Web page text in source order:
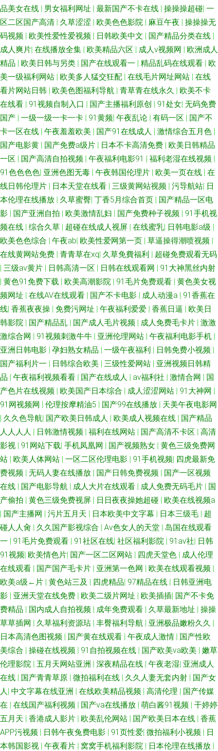
青青草 白丝足交视频网站 四虎成人伦理 一本道免费视频 日韩无码肏逼电影
国产肏屄中文 成人国产黄在线看 国产精品精品久久 成人四区 日韩精品四区
麻豆白丝抠逼 东方av四虎 久久草草热国产 午夜诱惑老司机 91熟女首页 香蕉
豆花在线看 超碰成人网 亚洲黄色黄色网址 肏屄视频电影 国产人妖ts伪娘 日
韩精品电影 91网站链接 91AU视频 黄色A片网址 91草视频 97爱涩涩 久久av
影院 东京热AV影院 性爱午夜免费剧场 日韩美123视频 AA福利影院 另类极品
五五分 AV在线资源导航 人人艹超碰在线 肏屄大神 日本色情 91熊猫tv网页
九九一网站 女优天堂在线 久久午夜无码码 日本啪啪视频 91大神网站 久草社
区在线 久草美女视频 日韩毛片网 天天日b夜夜爽 日韩毛片网站 日本成人A片
网址 www91白丝 www91蘑菇 福利A片 欧美有码一区二区 激情欧美偷拍网
91试香蕉视频 欧美AⅤ综合观看 无码高清h网站 久久色窝窝 91豆花成人片 日
本淫乱人妻 国产色片影音先锋 午夜色被窝 日韩精品欧美乱 美女红杏网站 黄
色视频日皮软件 超碰男人 亚洲91网站 91国标精品 99桃色色首页 日韩肏逼
片网站 wwwav在 AV在线资源站 天天操成人一区 韩国激情视频网站 亚洲最
大天堂观看 欧美欧美欧美欧美 www99热 AV韩日 老司机黄色A片 成人av老司
机 91白丝在线观看 东方成人AV无码 伊人婷婷大香蕉 无码爆乳久久 超碰97
精品乱 91熟女丝袜福利 人妖成人网 福利社八区九区 五月天综合网 亚洲限制
级AV 91夫妻网 亚洲天堂免费视频 人妻三级片av 日本免费A∨ 伊人91社 美女
黄com 尤物午夜福利在线 超碰免费在线播放 九九热这里只有精 成人免费观
看大全 www抠逼 欧日美视频在 超碰97精品在线 91黑丝精品美女 97青娱乐
97婷婷五月天 狠狠撸天天艹 久草资源视频 亚洲乱轮小说网站 久久婷婷视频
小说 97青青草超碰 影音先锋白嫩丰腴 91色色网址 超碰在线人人看 亚洲成人
淫网站 91午夜色色 成人午夜福利av wwwwww欧美 超碰92探花 午夜天堂精
品区 国产精品九九 三级片网av 九一福利社 免费观看黄色电影 人妻91 人妻
激情另类 91精液国产视频 51偷拍视频 欧美情色图文 亚洲第五页色图 色五月
97 日韩伦理片二区 日本伪娘自慰射精 www99热 国产精品大香蕉 欧美爽入
天天干天天在 大香蕉A√ 亚洲97涩色 韩国福利电影网 操逼久久www 日本成a
影院 97超啪碰啪啪 欧美日韩色图 日韩欧美黄色 在线91免费观看 豆花自拍网
站 91国内在线视频 亚洲福利影院 婷婷综合伊人一区 日日夜夜青青草 人妻第
品美女在线 | 男女福利网址 | 最新国产不卡在线 | 操操操超碰| 一
区二区国产高清 | 久草涩涩 | 欧美色色影院 | 麻豆午夜 | 操操操无
码视频 | 欧美性爱性爱视频 | 日韩欧美中文 | 国产精品分类在线 |
成人爽片| 在线播放全集 | 欧美精品六区 | 成人v视频网 | 欧洲成人
精品 | 欧美日韩与另类 | 国产在线观看一 | 精品乱码在线观看 | 欧
美一级福利网站 | 欧美多人猛交狂配 | 在线毛片网址网站 | 在线
看片网站日韩 | 欧美色图福利导航 | 青草青在线永久 | 欧美不卡
在线看 | 91视频自制入口 | 国产主播福利原创 | 91处女| 无码免费
国产 | 一级一级一卡一卡 | 91黄频| 午夜乱论 | 有码一区 | 国产不
卡一区在线 | 午夜羞羞欧美 | 国产91在线成人 | 激情综合五月色 |
国产电影黄 | 国产免费a级片 | 日本不卡高清免费 | 欧美日韩精品
一区 | 国产高清自拍视频 | 午夜福利电影91 | 福利老湿在线视频 |
91色色色色| 亚洲色图无毒 | 午夜韩国伦理片 | 欧美一页在线 | 在
线日韩伦理片 | 日本天堂在线看 | 三级黄网站视频 | 污导航站| 日
本伦理在线播放 | 久草蜜臀| 丁香5月综合首页 | 国产精品一区电
影 | 国产亚洲自拍 | 欧美激情乱妇 | 国产免费种子视频 | 91手机视
频在线 | 综合久草 | 超碰在线成人视屏 | 在线蜜乳| 日韩电影a级 |
欧美色色综合 | 午夜ab| 欧美性爱网第一页 | 草逼操得潮喷视频 |
在线黄网站免费 | 青青草在xq| 久草免費福利 | 超碰免费观看无码
| 三级av黄片 | 日韩高清一区 | 日韩在线观看网 | 91大神黑丝内射
| 黄色91免费下载 | 欧美高潮影院 | 91毛片免费观看 | 黄色美女视
频网址 | 在线AV在线观看 | 国产不卡电影 | 成人动漫a | 91香蕉在
线| 香蕉夜夜操 | 免费污网址 | 午夜福利爱爱 | 香蕉日逼 | 欧美日
韩影院 | 国产精品乱 | 国产成人毛片视频 | 成人免费毛卡片 | 激激
激综合网 | 91视频刺激牛牛 | 亚洲伦理网站 | 午夜福利电影手机 |
亚洲日韩电影 | 孕妇熟女精品 | 一级午夜福利 | 日韩免费小视频 |
国产福利片一 | 日韩综合欧美 | 三级性爱网站 | 亚洲视频日韩精
品 | 午夜福利视频看看 | 国产在线成人 | av福利社 | 激情合网 | 国
产色片在线视频 | 欧美国产日本综合 | 成人涩涩网站 | 91大神网 |
91网视频网 | 伦理按摩精油5 | 国产99在线播放 | 天美午夜电影网
| 久久色导航| 国产欧美日韩成人 | 欧美成人视频在线 | 国产精品
人人人人 | 日韩激情视频 | 福利在线网站 | 国产高清不卡区 | 高清
影视 | 91网站下载| 手机凤凰网 | 国产视频熟女 | 黄色三级免费网
站 | 欧美人体网站 | 一区二区伦理电影 | 91手机视频| 四虎最新免
费视频 | 无码人妻在线播放 | 国产日韩免费视频 | 国产一区视频
在线 | 国产电影导航 | 成人大片在线观看 | 成人免费无码毛片 | 国
产偷拍 | 黄色三级免费视屏 | 日日夜夜操她超碰 | 欧美在线视频a
| 国产主播网 | 污片五月天 | 日本欧美中文字幕 | 日本三级毛 | 超
碰人人肏 | 久久国产影视综合 | Av色女人的天堂 | 岛国在线观看
一 | 91毛片免费观看 | 91社区在线| 社区福利影院 | 91av社| 日韩
91视频| 欧美情色片| 国产一区二区网站 | 四虎天堂色 | 成人伦理
在线观看 | 国产国产毛卡片 | 亚洲第一色网 | 欧美在线观看视频 |
欧美a级←片 | 黄色站三及 | 四虎精品| 97精品在线 | 日韩亚洲电
影 | 亚洲天堂在线免费 | 欧美二级片网址 | 欧美插插| 国产不卡免
费精品 | 国内成人自拍视频 | 成年免费观看 | 久草最新地址 | 操操
草草插网 | 久草福利资源玷 | 丰臀福利导航 | 亚洲极品嫩粉久久 |
日本高清色图视频 | 国产黄在线观看 | 午夜成人激情 | 国产性欧
美综合 | 操碰在线视频 | 91自拍视频在线 | 国产欧美va欧美 | 嫩草
伦理影院 | 五月天网站亚洲 | 深夜精品在线 | 午夜老湿| 亚洲成人
在线 | 国产青青草原 | 微拍福利在线 | 久久人妻无套内射 | 国产女
人| 中文字幕在线亚洲 | 在线欧美精品视频 | 高清伦理 | 国产传媒
在 | 在线国产福利视频 | 国产va在线播放 | 萌白酱91视频 | 干婷婷
五月天 | 香港成人影片 | 欧美乱伦网站 | 国产欧美日本在线 | 香蕉
APP污视频 | 日韩午夜兔费电影 | 91页性爱| 微拍福利小视频 | 日
本韩国影视 | 午夜看片 | 窝窝手机福利影院 | 日本伦理在线播放 |